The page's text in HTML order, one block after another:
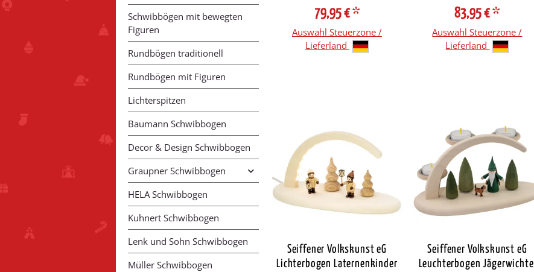
79,95 €*
Auswahl Steuerzone /
Lieferland
83,95 €*
Auswahl Steuerzone /
Lieferland
Seiffener Volkskunst eG
Lichterbogen Laternenkinder
Seiffener Volkskunst eG
Leuchterbogen Jägerwichtel
Schwibbögen mit bewegten
Figuren
Rundbögen traditionell
Rundbögen mit Figuren
Lichterspitzen
Baumann Schwibbogen
Decor & Design Schwibbogen
Graupner Schwibbogen
HELA Schwibbogen
Kuhnert Schwibbogen
Lenk und Sohn Schwibbogen
Müller Schwibbogen